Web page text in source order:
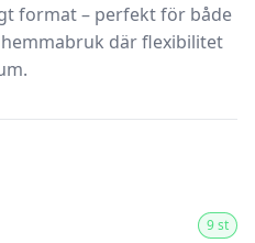
format – perfekt för både
där flexibilitet
9 st